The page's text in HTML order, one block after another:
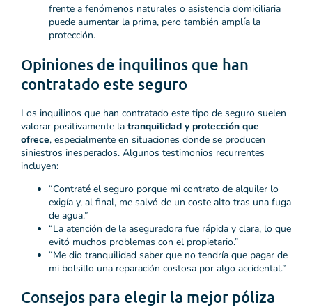
frente a fenómenos naturales o asistencia domiciliaria
puede aumentar la prima, pero también amplía la
protección.
Opiniones de inquilinos que han
contratado este seguro
Los inquilinos que han contratado este tipo de seguro suelen
valorar positivamente la tranquilidad y protección que
ofrece, especialmente en situaciones donde se producen
siniestros inesperados. Algunos testimonios recurrentes
incluyen:
“Contraté el seguro porque mi contrato de alquiler lo
exigía y, al final, me salvó de un coste alto tras una fuga
de agua.”
“La atención de la aseguradora fue rápida y clara, lo que
evitó muchos problemas con el propietario.”
“Me dio tranquilidad saber que no tendría que pagar de
mi bolsillo una reparación costosa por algo accidental.”
Consejos para elegir la mejor póliza